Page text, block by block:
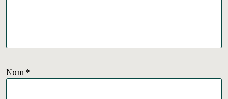
Nom *